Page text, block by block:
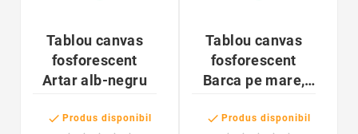
Tablou canvas
fosforescent
Artar alb-negru
 Produs disponibil
Tablou canvas
fosforescent
Barca pe mare,
 Produs disponibil